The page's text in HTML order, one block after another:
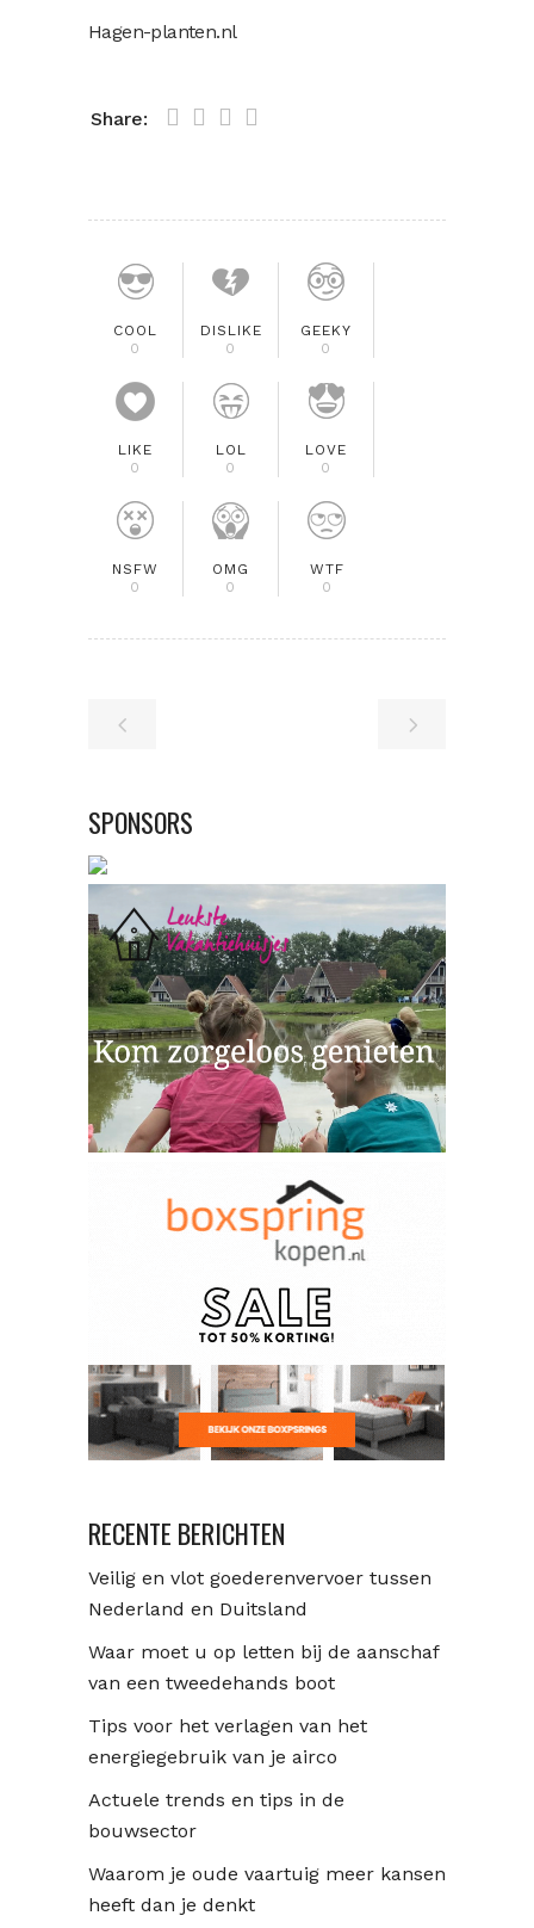
Hagen-planten.nl
Share:
COOL
0
DISLIKE
0
GEEKY
0
LIKE
0
LOL
0
LOVE
0
NSFW
0
OMG
0
WTF
0
SPONSORS
RECENTE BERICHTEN
Veilig en vlot goederenvervoer tussen
Nederland en Duitsland
Waar moet u op letten bij de aanschaf
van een tweedehands boot
Tips voor het verlagen van het
energiegebruik van je airco
Actuele trends en tips in de
bouwsector
Waarom je oude vaartuig meer kansen
heeft dan je denkt